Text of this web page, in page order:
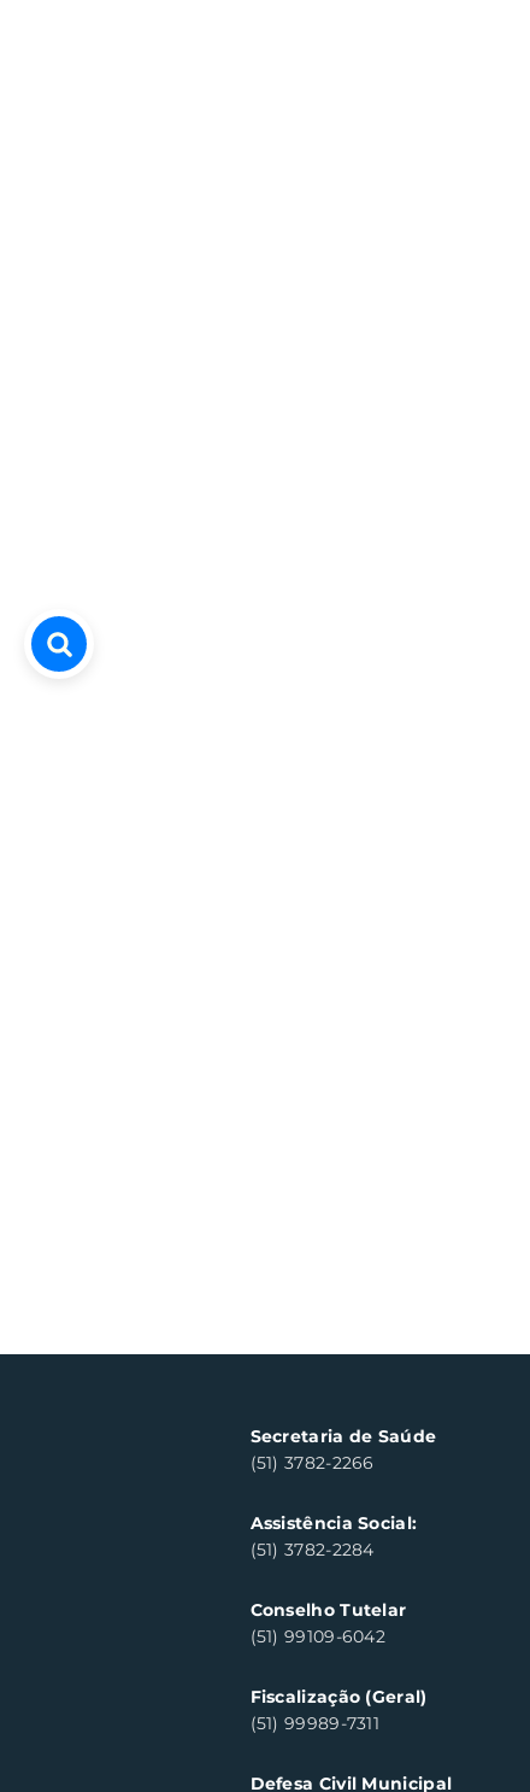
Secretaria de Saúde
(51) 3782-2266
Assistência Social:
(51) 3782-2284
Conselho Tutelar
(51) 99109-6042
Fiscalização (Geral)
(51) 99989-7311
Defesa Civil Municipal